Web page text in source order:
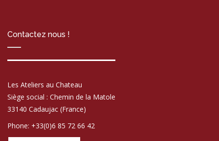
Contactez nous !
Les Ateliers au Chateau
Siège social : Chemin de la Matole
33140 Cadaujac (France)
Phone: +33(0)6 85 72 66 42